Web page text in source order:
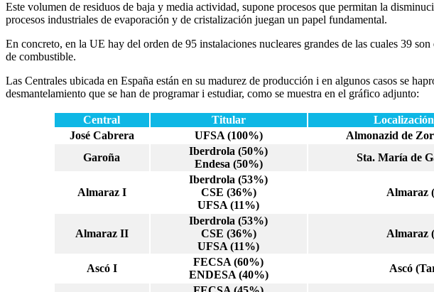
Este volumen de residuos de baja y media actividad, supone procesos que permitan la
procesos industriales de evaporación y de cristalización juegan un papel fundamental.
En concreto, en la UE hay del orden de 95 instalaciones nucleares grandes de las cuales 39
de combustible.
Las Centrales ubicada en España están en su madurez de producción i en algunos casos se
desmantelamiento que se han de programar i estudiar, como se muestra en el gráfico adjunto:
Central Titular
José Cabrera
UFSA (100%) Almonazid de
Garoña
Iberdrola (50%)
Endesa (50%)
Sta. María de
Almaraz I
Iberdrola (53%)
CSE (36%)
UFSA (11%)
Almaraz
Almaraz II
Iberdrola (53%)
CSE (36%)
UFSA (11%)
Almaraz
Ascó I
FECSA (60%)
ENDESA (40%)
Ascó